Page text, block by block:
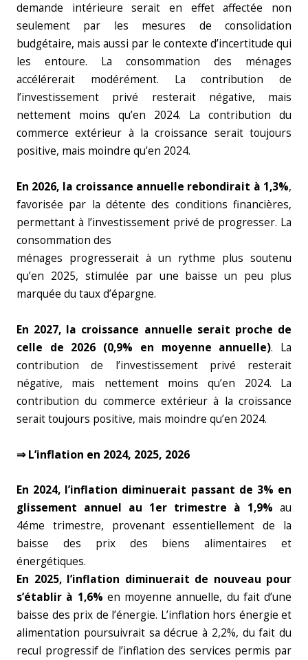
demande intérieure serait en effet affectée non
seulement par les mesures de consolidation
budgétaire, mais aussi par le contexte d’incertitude qui
les entoure. La consommation des ménages
accélérerait modérément. La contribution de
l’investissement privé resterait négative, mais
nettement moins qu’en 2024. La contribution du
commerce extérieur à la croissance serait toujours
positive, mais moindre qu’en 2024.
En 2026, la croissance annuelle rebondirait à 1,3%,
favorisée par la détente des conditions financières,
permettant à l’investissement privé de progresser. La
consommation des
ménages progresserait à un rythme plus soutenu
qu’en 2025, stimulée par une baisse un peu plus
marquée du taux d’épargne.
En 2027, la croissance annuelle serait proche de
celle de 2026 (0,9% en moyenne annuelle). La
contribution de l’investissement privé resterait
négative, mais nettement moins qu’en 2024. La
contribution du commerce extérieur à la croissance
serait toujours positive, mais moindre qu’en 2024.
⇒ L’inflation en 2024, 2025, 2026
En 2024, l’inflation diminuerait passant de 3% en
glissement annuel au 1er trimestre à 1,9% au
4éme trimestre, provenant essentiellement de la
baisse des prix des biens alimentaires et
énergétiques.
En 2025, l’inflation diminuerait de nouveau pour
s’établir à 1,6% en moyenne annuelle, du fait d’une
baisse des prix de l’énergie. L’inflation hors énergie et
alimentation poursuivrait sa décrue à 2,2%, du fait du
recul progressif de l’inflation des services permis par